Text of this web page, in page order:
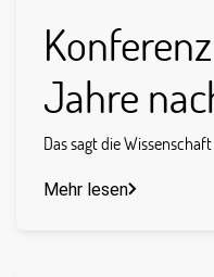
Jahre
Das sagt die
Mehr lesen